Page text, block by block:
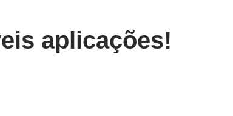
aplicações!